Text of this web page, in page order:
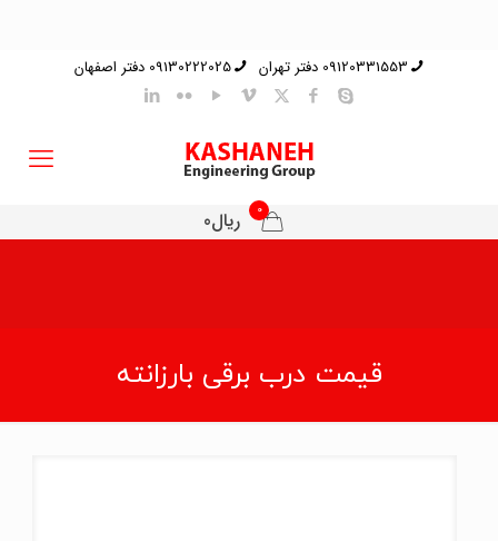
09120331553 دفتر تهران 09130222025 دفتر اصفهان
0 ریال0
قیمت درب برقی بارزانته